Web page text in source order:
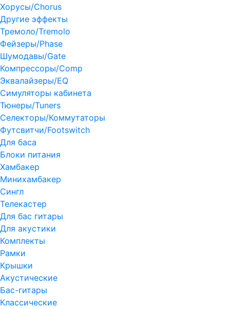
Хорусы/Chorus
Другие эффекты
Тремоло/Tremolo
Фейзеры/Phase
Шумодавы/Gate
Компрессоры/Comp
Эквалайзеры/EQ
Симуляторы кабинета
Тюнеры/Tuners
Селекторы/Коммутаторы
Футсвитчи/Footswitch
Для баса
Блоки питания
Хамбакер
Минихамбакер
Сингл
Телекастер
Для бас гитары
Для акустики
Комплекты
Рамки
Крышки
Акустические
Бас-гитары
Классические